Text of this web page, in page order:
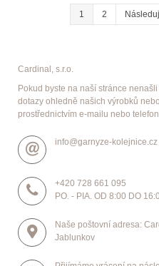
1 2
Cardinal, s.r.o.
Pokud byste na naší stránce
dotazy ohledně našich výrobků
prostřednictvím e-mailu nebo
info@garnyze-kolejnice.cz
+420 728 661 095
PO. - PIA. OD 8:00 DO
Naše poštovní adresa:
Jablunkov